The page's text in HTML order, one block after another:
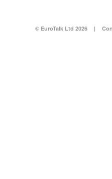
© EuroTalk Ltd 2026 |